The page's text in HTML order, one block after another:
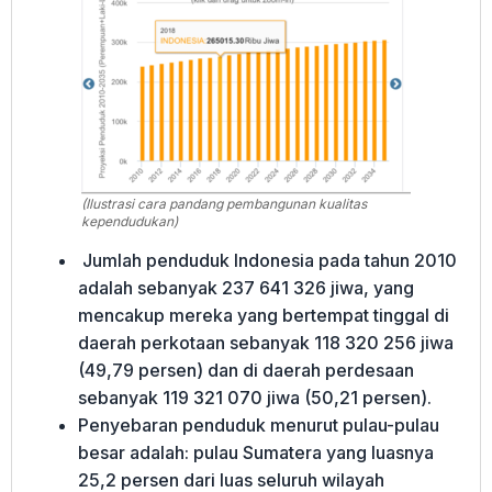
(Ilustrasi cara pandang pembangunan kualitas
kependudukan)
Jumlah penduduk Indonesia pada tahun 2010
adalah sebanyak 237 641 326 jiwa, yang
mencakup mereka yang bertempat tinggal di
daerah perkotaan sebanyak 118 320 256 jiwa
(49,79 persen) dan di daerah perdesaan
sebanyak 119 321 070 jiwa (50,21 persen).
Penyebaran penduduk menurut pulau-pulau
besar adalah: pulau Sumatera yang luasnya
25,2 persen dari luas seluruh wilayah